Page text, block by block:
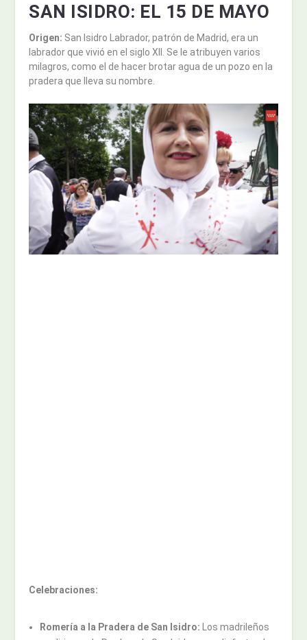
SAN ISIDRO: EL 15 DE MAYO
Origen: San Isidro Labrador, patrón de Madrid, era un
labrador que vivió en el siglo XII. Se le atribuyen varios
milagros, como el de hacer brotar agua de un pozo en la
pradera que lleva su nombre.
Celebraciones:
Romería a la Pradera de San Isidro: Los madrileños